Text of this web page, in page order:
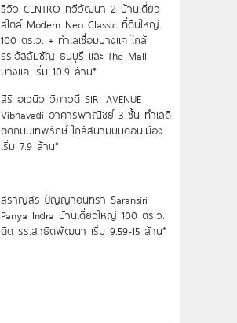
รีวิว CENTRO ทวีวัฒนา 2 บ้านเดี่ยว
สไตล์ Modern Neo Classic ที่ดินใหญ่
100 ตร.ว. + ทำเลเชื่อมบางแค ใกล้
รร.อัสสัมชัญ ธนบุรี และ The Mall
บางแค เริ่ม 10.9 ล้าน*
สิริ อเวนิว วิภาวดี SIRI AVENUE
Vibhavadi อาคารพาณิชย์ 3 ชั้น ทำเลดี
ติดถนนเทพรักษ์ ใกล้สนามบินดอนเมือง
เริ่ม 7.9 ล้าน*
สราญสิริ ปัญญาอินทรา Saransiri
Panya Indra บ้านเดี่ยวใหญ่ 100 ตร.ว.
ดิด รร.สาธิตพัฒนา เริ่ม 9.59-15 ล้าน*